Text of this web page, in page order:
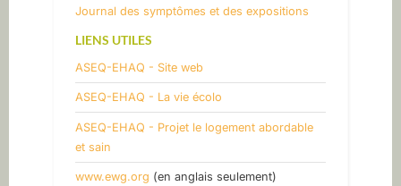
​Journal des symptômes et des expositions
LIENS UTILES
ASEQ-EHAQ - Site web
ASEQ-EHAQ - La vie écolo
ASEQ-EHAQ - Projet le logement abordable
et sain
www.ewg.org (en anglais seulement)